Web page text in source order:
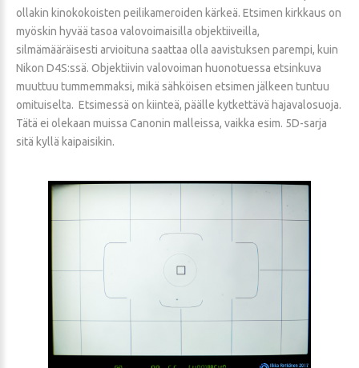
ollakin kinokokoisten peilikameroiden kärkeä. Etsimen kirkkaus on
myöskin hyvää tasoa valovoimaisilla objektiiveilla,
silmämääräisesti arvioituna saattaa olla aavistuksen parempi, kuin
Nikon D4S:ssä. Objektiivin valovoiman huonotuessa etsinkuva
muuttuu tummemmaksi, mikä sähköisen etsimen jälkeen tuntuu
omituiselta. Etsimessä on kiinteä, päälle kytkettävä hajavalosuoja.
Tätä ei olekaan muissa Canonin malleissa, vaikka esim. 5D-sarja
sitä kyllä kaipaisikin.